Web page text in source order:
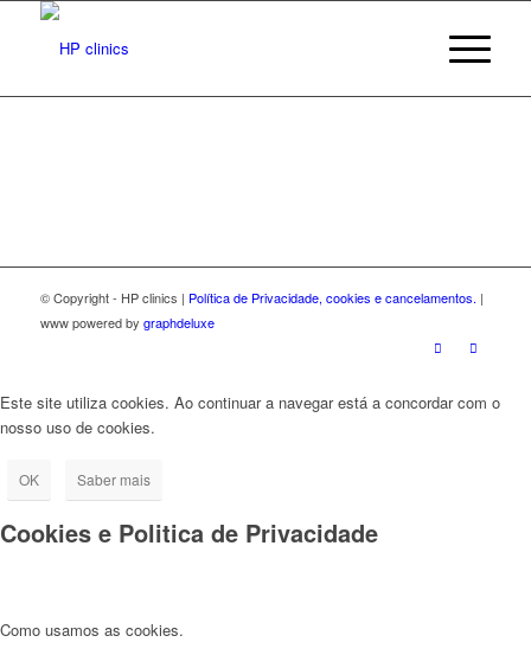
© Copyright - HP clinics | Política de Privacidade, cookies e cancelamentos. |
www powered by graphdeluxe
Este site utiliza cookies. Ao continuar a navegar está a concordar com o
nosso uso de cookies.
OK Saber mais
Cookies e Politica de Privacidade
Como usamos as cookies.